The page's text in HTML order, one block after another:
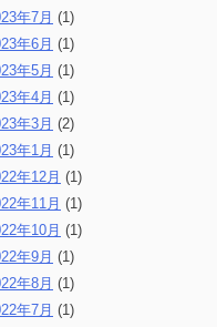
年7月 (1)
年6月 (1)
年5月 (1)
年4月 (1)
年3月 (2)
年1月 (1)
年12月 (1)
年11月 (1)
年10月 (1)
年9月 (1)
年8月 (1)
年7月 (1)